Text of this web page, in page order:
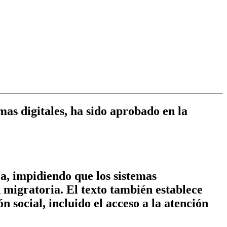
digitales, ha sido aprobado en la
impidiendo que los sistemas
El texto también establece
incluido el acceso a la atención